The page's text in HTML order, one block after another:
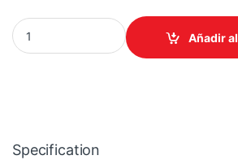
BOTELLA EPSON T524 NEGRO L6580/
Añadir
Specification